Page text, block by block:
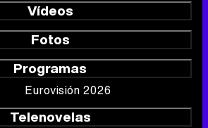
Vídeos
Fotos
Programas
Eurovisión 2026
Telenovelas